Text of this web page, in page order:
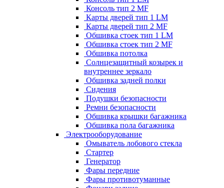
Консоль тип 2 MF
Карты дверей тип 1 LM
Карты дверей тип 2 MF
Обшивка стоек тип 1 LM
Обшивка стоек тип 2 MF
Обшивка потолка
Солнцезащитный козырек и
внутреннее зеркало
Обшивка задней полки
Сидения
Подушки безопасности
Ремни безопасности
Обшивка крышки багажника
Обшивка пола багажника
Электрооборудование
Омыватель лобового стекла
Стартер
Генератор
Фары передние
Фары противотуманные